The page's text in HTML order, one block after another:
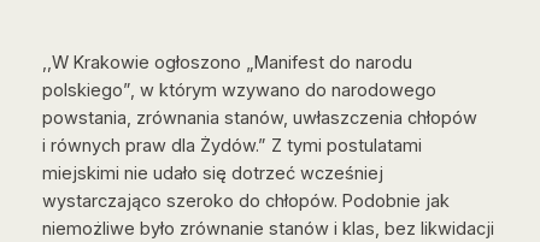
,,W Krakowie ogłoszono „Manifest do narodu
polskiego”, w którym wzywano do narodowego
powstania, zrównania stanów, uwłaszczenia chłopów
i równych praw dla Żydów.” Z tymi postulatami
miejskimi nie udało się dotrzeć wcześniej
wystarczająco szeroko do chłopów. Podobnie jak
niemożliwe było zrównanie stanów i klas, bez likwidacji